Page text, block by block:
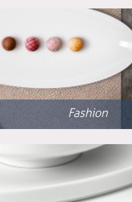
Fashion